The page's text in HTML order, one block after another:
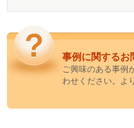
事例に関するお
ご興味のある事例
わせください。よ